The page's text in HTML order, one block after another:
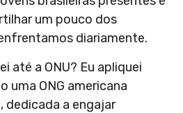
um pouco dos
diariamente.
até a ONU? Eu apliquei
uma ONG americana
dedicada a engajar